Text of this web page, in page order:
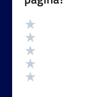
Valutazione